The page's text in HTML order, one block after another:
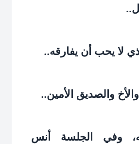
لا يحب أن يفارقه..‏
والصديق الأمين..‏
وفي الجلسة أنس